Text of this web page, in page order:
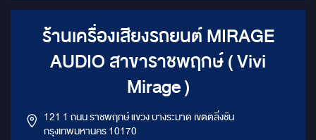
ร้านเครื่องเสียงรถยนต์ MIRAGE
AUDIO สาขาราชพฤกษ์ ( Vivi
Mirage )
121 1 ถนน ราชพฤกษ์ แขวง บางระมาด เขตตลิ่งชัน
กรุงเทพมหานคร 10170